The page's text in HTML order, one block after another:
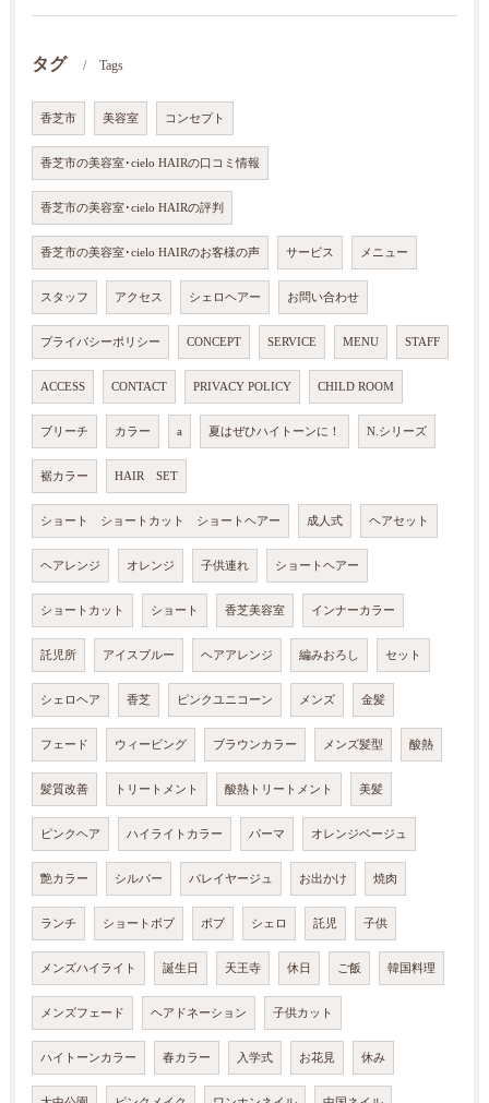
タグ Tags
香芝市 美容室 コンセプト
香芝市の美容室･cielo HAIRの口コミ情報
香芝市の美容室･cielo HAIRの評判
香芝市の美容室･cielo HAIRのお客様の声 サービス メニュー
スタッフ アクセス シェロヘアー お問い合わせ
プライバシーポリシー CONCEPT SERVICE MENU STAFF
ACCESS CONTACT PRIVACY POLICY CHILD ROOM
ブリーチ カラー a 夏はぜひハイトーンに！ N.シリーズ
裾カラー HAIR SET
ショート ショートカット ショートヘアー 成人式 ヘアセット
ヘアレンジ オレンジ 子供連れ ショートヘアー
ショートカット ショート 香芝美容室 インナーカラー
託児所 アイスブルー ヘアアレンジ 編みおろし セット
シェロヘア 香芝 ピンクユニコーン メンズ 金髪
フェード ウィービング ブラウンカラー メンズ髪型 酸熱
髪質改善 トリートメント 酸熱トリートメント 美髪
ピンクヘア ハイライトカラー パーマ オレンジベージュ
艶カラー シルバー バレイヤージュ お出かけ 焼肉
ランチ ショートボブ ボブ シェロ 託児 子供
メンズハイライト 誕生日 天王寺 休日 ご飯 韓国料理
メンズフェード ヘアドネーション 子供カット
ハイトーンカラー 春カラー 入学式 お花見 休み